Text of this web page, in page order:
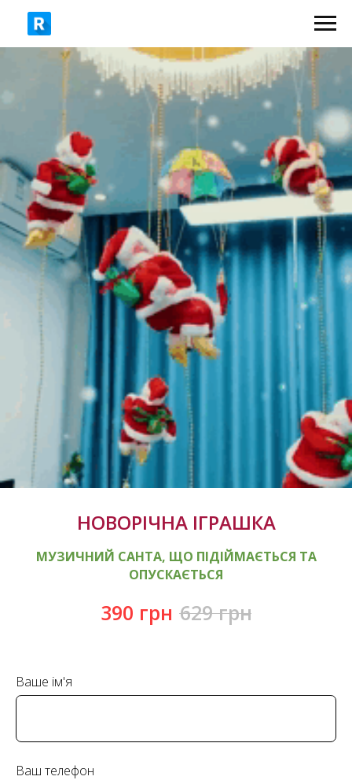
НОВОРІЧНА ІГРАШКА
МУЗИЧНИЙ САНТА, ЩО ПІДІЙМАЄТЬСЯ ТА
ОПУСКАЄТЬСЯ
390 грн 629 грн
Ваше ім'я
Ваш телефон